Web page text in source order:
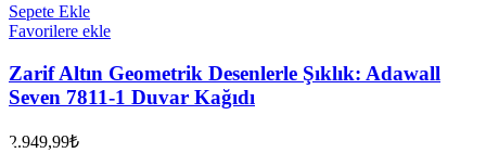
Sepete Ekle
Favorilere ekle
Zarif Altın Geometrik Desenlerle Şıklık: Adawall
Seven 7811-1 Duvar Kağıdı
2.949,99₺